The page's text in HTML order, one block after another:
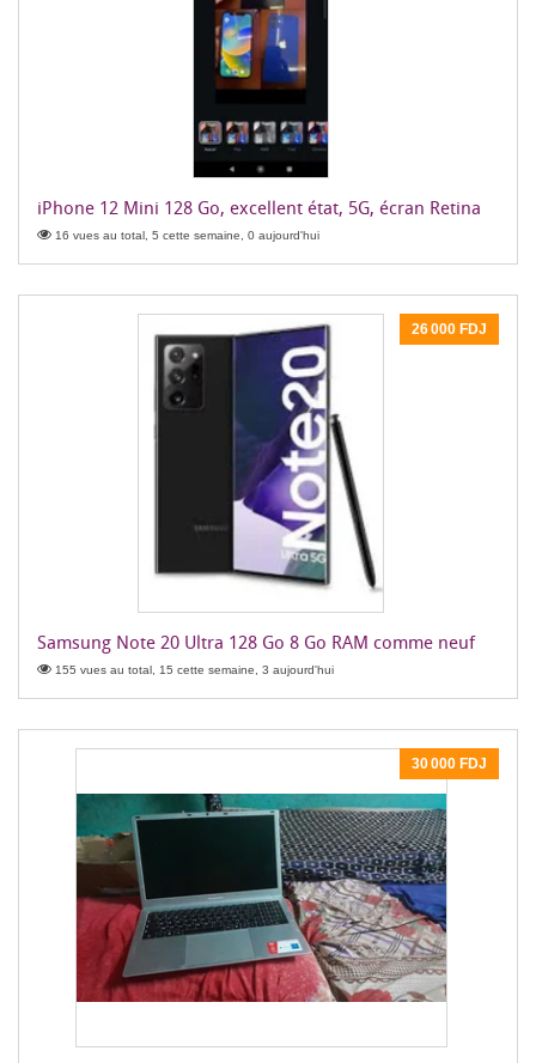
iPhone 12 Mini 128 Go, excellent état, 5G, écran Retina
16 vues au total, 5 cette semaine, 0 aujourd'hui
26 000 FDJ
Samsung Note 20 Ultra 128 Go 8 Go RAM comme neuf
155 vues au total, 15 cette semaine, 3 aujourd'hui
30 000 FDJ